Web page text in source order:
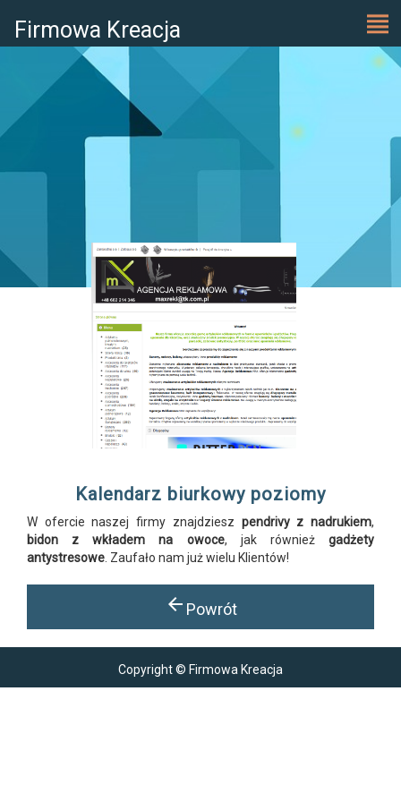
Firmowa Kreacja
Kalendarz biurkowy poziomy
W ofercie naszej firmy znajdziesz pendrivy z nadrukiem,
bidon z wkładem na owoce, jak równieżgadżety
antystresowe . Zaufało nam już wielu Klientów!
arrow_back Powrót
Copyright © Firmowa Kreacja